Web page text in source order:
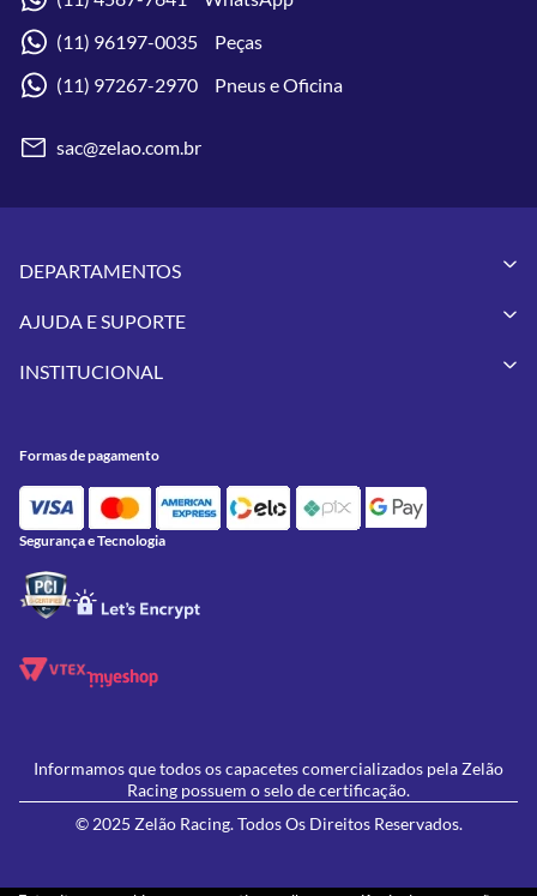
(11) 96197-0035 Peças
(11) 97267-2970 Pneus e Oficina
sac@zelao.com.br
DEPARTAMENTOS
Vestuários
Pneus
Utilidades
Feminino
Lançamentos
AJUDA E SUPORTE
Meus Pedidos
Política de Privacidade
Política de Campanhas e promoções
INSTITUCIONAL
Contato
Oficina/Serviços
Formas de pagamento
Segurança e Tecnologia
Informamos que todos os capacetes comercializados pela Zelão
Racing possuem o selo de certificação.
© 2025 Zelão Racing. Todos Os Direitos Reservados.